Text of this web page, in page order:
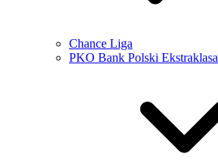
Chance Liga
PKO Bank Polski Ekstraklasa